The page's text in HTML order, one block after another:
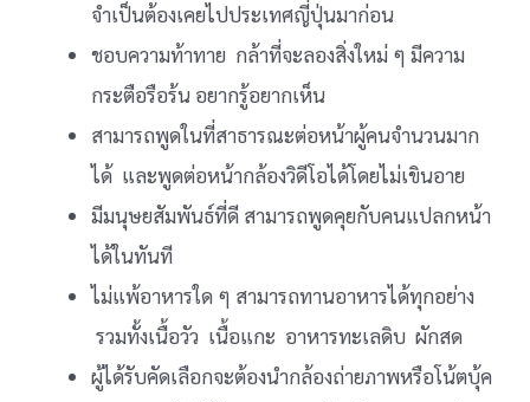
จำเป็นต้องเคยไปประเทศญี่ปุ่นมาก่อน
ชอบความท้าทาย กล้าที่จะลองสิ่งใหม่ ๆ มีความ
กระตือรือร้น อยากรู้อยากเห็น
สามารถพูดในที่สาธารณะต่อหน้าผู้คนจำนวนมาก
ได้ และพูดต่อหน้ากล้องวิดีโอได้โดยไม่เขินอาย
มีมนุษยสัมพันธ์ที่ดี สามารถพูดคุยกับคนแปลกหน้า
ได้ในทันที
ไม่แพ้อาหารใด ๆ สามารถทานอาหารได้ทุกอย่าง
รวมทั้งเนื้อวัว เนื้อแกะ อาหารทะเลดิบ ผักสด
ผู้ได้รับคัดเลือกจะต้องนำกล้องถ่ายภาพหรือโน้ตบุ้ค